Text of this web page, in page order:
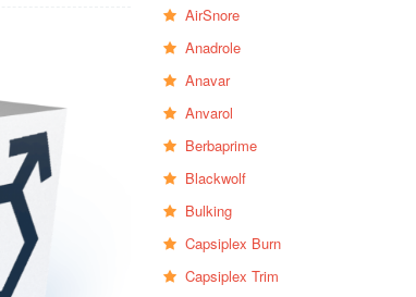
AirSnore
Anadrole
Anavar
Anvarol
Berbaprime
Blackwolf
Bulking
Capsiplex Burn
Capsiplex Trim